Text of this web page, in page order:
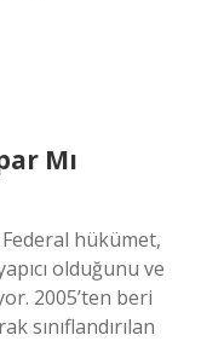
Mı
Federal hükümet,
olduğunu ve
2005’ten beri
sınıflandırılan